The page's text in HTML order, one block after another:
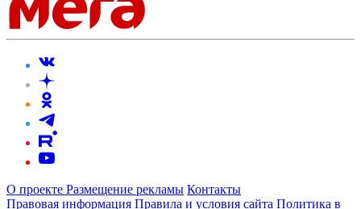
О проекте Размещение рекламы Контакты
Правовая информация Правила и условия сайта Политика в